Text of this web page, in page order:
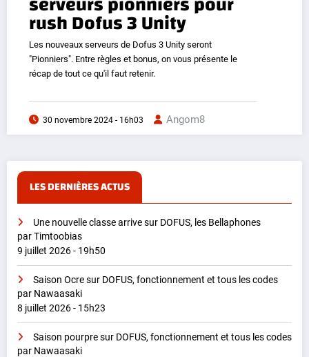
rush Dofus 3 Unity
Les nouveaux serveurs de Dofus 3 Unity seront
"Pionniers". Entre règles et bonus, on vous présente le
récap de tout ce qu'il faut retenir.
30 novembre 2024 - 16h03 Angom8
LES DERNIÈRES ACTUS
Une nouvelle classe arrive sur DOFUS, les Bellaphones
par Timtoobias
9 juillet 2026 - 19h50
Saison Ocre sur DOFUS, fonctionnement et tous les codes
par Nawaasaki
8 juillet 2026 - 15h23
Saison pourpre sur DOFUS, fonctionnement et tous les codes
par Nawaasaki